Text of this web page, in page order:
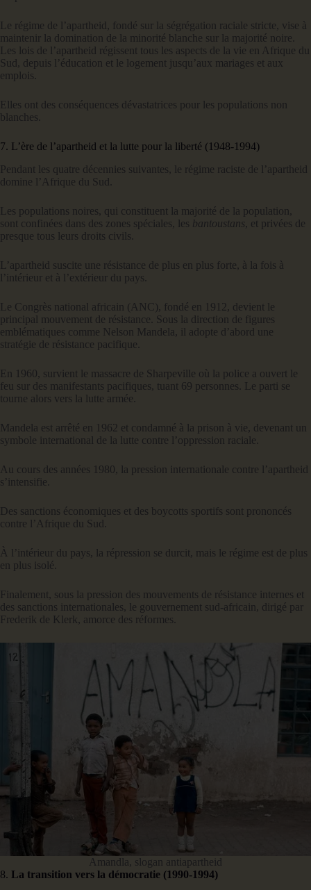
Le régime de l’apartheid, fondé sur la ségrégation raciale stricte, vise à
maintenir la domination de la minorité blanche sur la majorité noire.
Les lois de l’apartheid régissent tous les aspects de la vie en Afrique du
Sud, depuis l’éducation et le logement jusqu’aux mariages et aux
emplois.
Elles ont des conséquences dévastatrices pour les populations non
blanches.
7. L’ère de l’apartheid et la lutte pour la liberté (1948-1994)
Pendant les quatre décennies suivantes, le régime raciste de l’apartheid
domine l’Afrique du Sud.
Les populations noires, qui constituent la majorité de la population,
sont confinées dans des zones spéciales, les bantoustans, et privées de
presque tous leurs droits civils.
L’apartheid suscite une résistance de plus en plus forte, à la fois à
l’intérieur et à l’extérieur du pays.
Le Congrès national africain (ANC), fondé en 1912, devient le
principal mouvement de résistance. Sous la direction de figures
emblématiques comme Nelson Mandela, il adopte d’abord une
stratégie de résistance pacifique.
En 1960, survient le massacre de Sharpeville où la police a ouvert le
feu sur des manifestants pacifiques, tuant 69 personnes. Le parti se
tourne alors vers la lutte armée.
Mandela est arrêté en 1962 et condamné à la prison à vie, devenant un
symbole international de la lutte contre l’oppression raciale.
Au cours des années 1980, la pression internationale contre l’apartheid
s’intensifie.
Des sanctions économiques et des boycotts sportifs sont prononcés
contre l’Afrique du Sud.
À l’intérieur du pays, la répression se durcit, mais le régime est de plus
en plus isolé.
Finalement, sous la pression des mouvements de résistance internes et
des sanctions internationales, le gouvernement sud-africain, dirigé par
Frederik de Klerk, amorce des réformes.
Amandla, slogan antiapartheid
8. La transition vers la démocratie (1990-1994)